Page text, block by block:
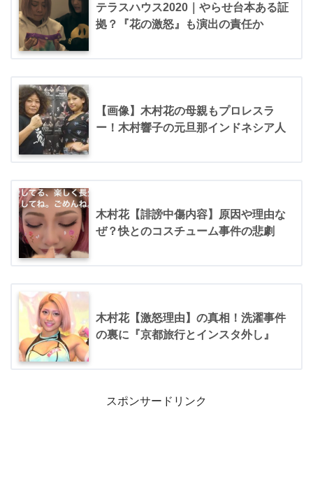
テラスハウス2020｜やらせ台本ある証
拠？『花の激怒』も演出の責任か
【画像】木村花の母親もプロレスラ
ー！木村響子の元旦那インドネシア人
木村花【誹謗中傷内容】原因や理由な
ぜ？快とのコスチューム事件の悲劇
木村花【激怒理由】の真相！洗濯事件
の裏に『京都旅行とインスタ外し』
スポンサードリンク